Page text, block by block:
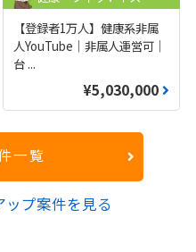
【登録者1万人】健康系非属
人YouTube｜非属人運営可｜
台 ...
¥5,030,000
一覧
プ案件を見る